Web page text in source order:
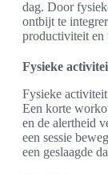
dag. Door
ontbijt te
productiviteit en
Fysieke
Fysieke
Een korte
en de alertheid
een sessie
een geslaagde